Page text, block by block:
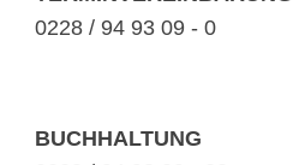
0228 / 94 93 09 - 0
BUCHHALTUNG